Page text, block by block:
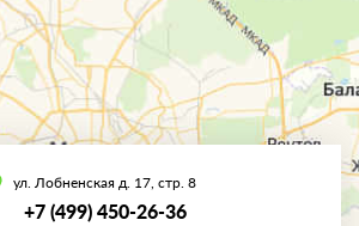
ул. Лобненская д. 17, стр. 8
+7 (499) 450-26-36